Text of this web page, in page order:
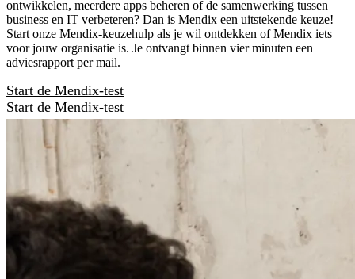
ontwikkelen, meerdere apps beheren of de samenwerking tussen
business en IT verbeteren? Dan is Mendix een uitstekende keuze!
Start onze Mendix-keuzehulp als je wil ontdekken of Mendix iets
voor jouw organisatie is. Je ontvangt binnen vier minuten een
adviesrapport per mail.
Start de Mendix-test
Start de Mendix-test